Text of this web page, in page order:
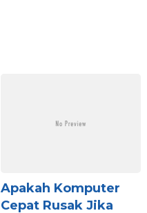
Apakah Komputer
Cepat Rusak Jika